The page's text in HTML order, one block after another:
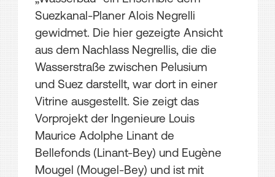
Suezkanal-Planer Alois Negrelli
gewidmet. Die hier gezeigte Ansicht
aus dem Nachlass Negrellis, die die
Wasserstraße zwischen Pelusium
und Suez darstellt, war dort in einer
Vitrine ausgestellt. Sie zeigt das
Vorprojekt der Ingenieure Louis
Maurice Adolphe Linant de
Bellefonds (Linant-Bey) und Eugène
Mougel (Mougel-Bey) und ist mit